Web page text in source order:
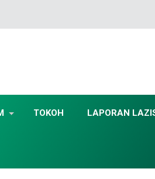
TOKOH LAPORAN